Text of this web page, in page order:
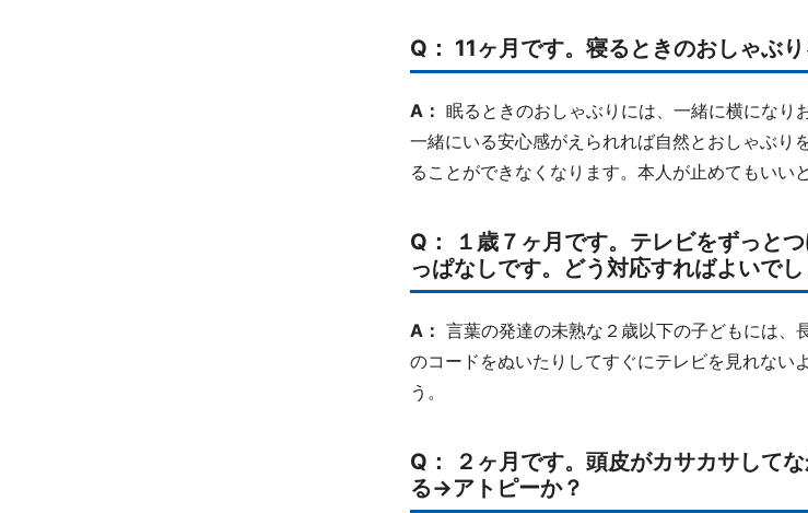
Q： 11ヶ月です。寝るときのおしゃぶ
A： 眠るときのおしゃぶりには、一緒に横になり
一緒にいる安心感がえられれば自然とおしゃぶり
ることができなくなります。本人が止めてもいい
Q： １歳７ヶ月です。テレビをずっと
っぱなしです。どう対応すればよいでし
A： 言葉の発達の未熟な２歳以下の子どもには、
のコードをぬいたりしてすぐにテレビを見れない
う。
Q： ２ヶ月です。頭皮がカサカサして
る→アトピーか？